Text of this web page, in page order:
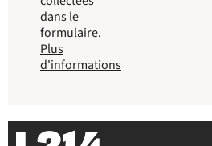
dans le
formulaire.
Plus
d'informations